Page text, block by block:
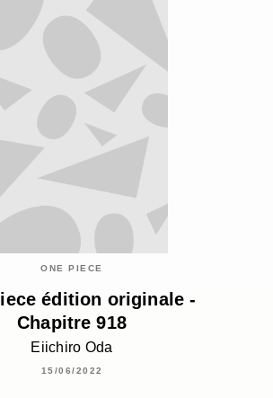
ONE PIECE
édition originale -
Chapitre 918
Eiichiro Oda
15/06/2022